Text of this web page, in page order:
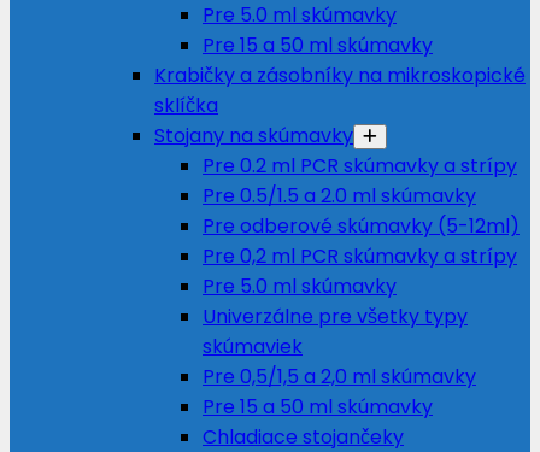
Pre 5.0 ml skúmavky
Pre 15 a 50 ml skúmavky
Krabičky a zásobníky na mikroskopické
sklíčka
Stojany na skúmavky
Pre 0.2 ml PCR skúmavky a strípy
Pre 0.5/1.5 a 2.0 ml skúmavky
Pre odberové skúmavky (5-12ml)
Pre 0,2 ml PCR skúmavky a strípy
Pre 5.0 ml skúmavky
Univerzálne pre všetky typy
skúmaviek
Pre 0,5/1,5 a 2,0 ml skúmavky
Pre 15 a 50 ml skúmavky
Chladiace stojančeky